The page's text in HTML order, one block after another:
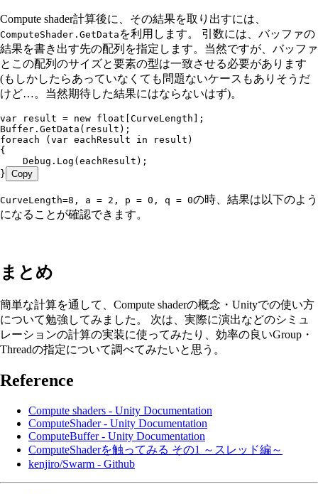
Compute shader計算後に、その結果を取り出すには、
ComputeShader.GetData を利用します。 引数には、バッファの
結果を書き出す先の配列を指定します。当然ですが、バッファ
とこの配列のサイズと要素の型は一致させる必要があります
(もしかしたらあっていなくても問題ないケースもありそうだ
けど…。当然期待した結果にはならないはず)。
var result = new float [CurveLength];
Buffer . GetData (result);
foreach (var eachResult in result)
{
    Debug
. Log (eachResult);
} Copy
CurveLength=8, a = 2, p = 0, q = 0の時、結果は以下のよう
になることが確認できます。
まとめ
簡単な計算を通して、Compute shaderの概念・Unityでの使い方
について勉強してみました。 次は、実際に演出などのシミュ
レーションの計算の実装に使ってみたり、効率の良いGroup・
Threadの指定について調べてみたいと思う。
Reference
Compute shaders - Unity Documentation
ComputeShader - Unity Documentation
ComputeBuffer - Unity Documentation
ComputeShaderを触ってみる その1 ～スレッド編～
kenjiro/Swarm - Github